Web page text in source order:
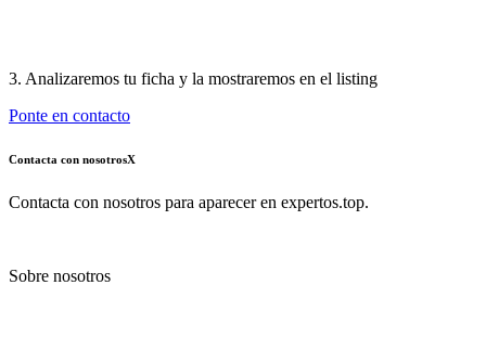
3. Analizaremos tu ficha y la mostraremos en el listing
Ponte en contacto
Contacta con nosotrosX
Contacta con nosotros para aparecer en expertos.top.
Sobre nosotros